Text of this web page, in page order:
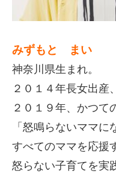
みずもと まい
神奈川県生まれ。
２０１４年長女出産
２０１９年、かつて
「怒鳴らないママに
すべてのママを応援
怒らない子育てを実